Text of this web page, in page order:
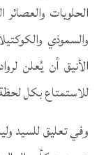
الحلويات
والسموذي
الأنيق أن يُعلن
للاستمتاع بكل
وفي تعليق للسيد